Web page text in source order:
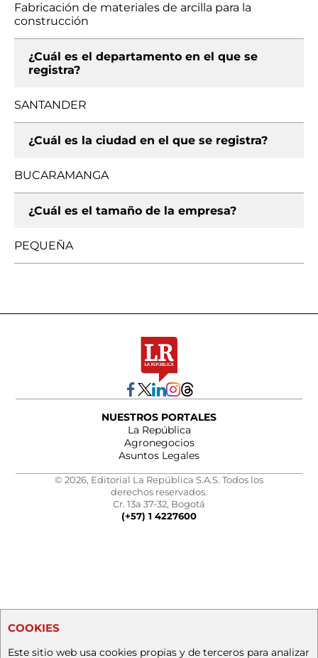
Fabricación de materiales de arcilla para la
construcción
¿Cuál es el departamento en el que se
registra?
SANTANDER
¿Cuál es la ciudad en el que se registra?
BUCARAMANGA
¿Cuál es el tamaño de la empresa?
PEQUEÑA
NUESTROS PORTALES
La República
Agronegocios
Asuntos Legales
© 2026, Editorial La República S.A.S. Todos los
derechos reservados.
Cr. 13a 37-32, Bogotá
(+57) 1 4227600
COOKIES
Este sitio web usa cookies propias y de terceros para analizar